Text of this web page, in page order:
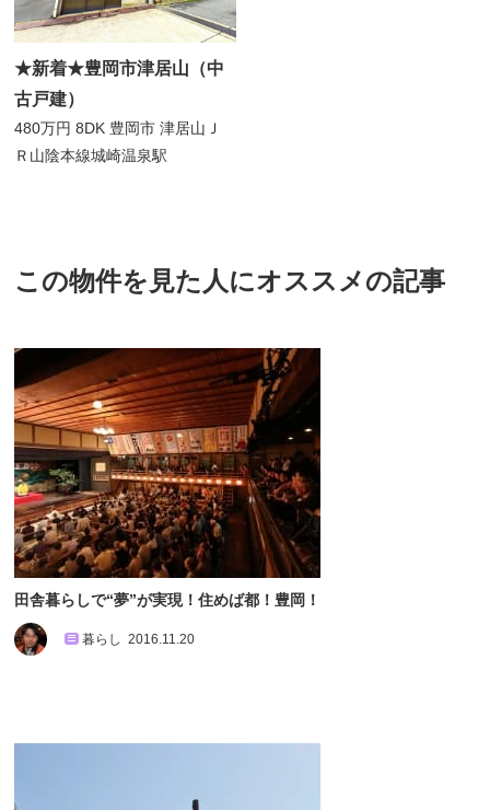
★新着★豊岡市津居山（中
古戸建）
480万円8DK 豊岡市 津居山 Ｊ
Ｒ山陰本線城崎温泉駅
この物件を見た人にオススメの記事
田舎暮らしで“夢”が実現！住めば都！豊岡！
暮らし 2016.11.20